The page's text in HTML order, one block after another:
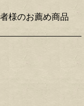
様のお薦め商品